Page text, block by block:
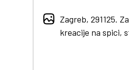
Zagreb, 291125.
kreacije na spici,